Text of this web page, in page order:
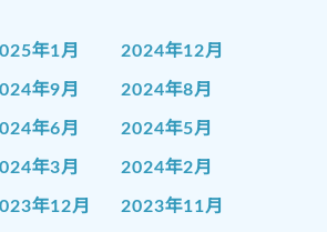
年1月 2024年12月
年9月 2024年8月
年6月 2024年5月
年3月 2024年2月
年12月 2023年11月